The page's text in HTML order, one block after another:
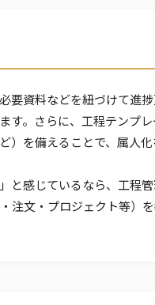
資料などを紐づけて進捗
す。さらに、工程テンプ
）を備えることで、属人
と感じているなら、工程
注文・プロジェクト等）